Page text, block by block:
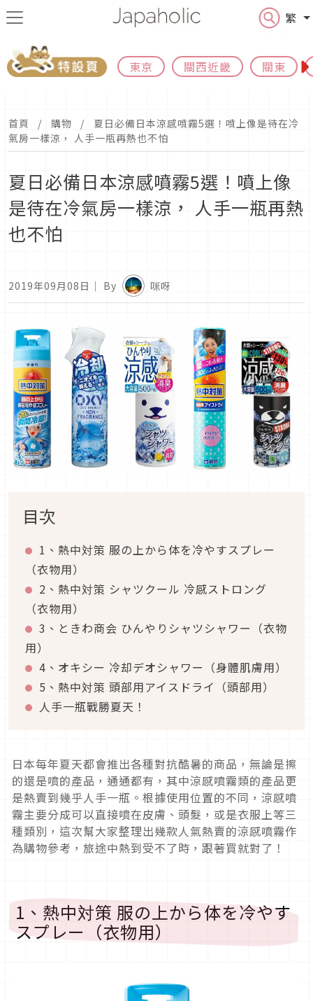
繁
東京 關西近畿 關東
首頁 購物
夏日必備日本涼感噴霧5選！噴上像是待在冷
氣房一樣涼， 人手一瓶再熱也不怕
夏日必備日本涼感噴霧5選！噴上像
是待在冷氣房一樣涼， 人手一瓶再熱
也不怕
2019年09月08日 ｜ By 咪呀
目次
1、熱中対策 服の上から体を冷やすスプレー
（衣物用）
2、熱中対策 シャツクール 冷感ストロング
（衣物用）
3、ときわ商会 ひんやりシャツシャワー（衣物
用）
4、オキシー 冷却デオシャワー（身體肌膚用）
5、熱中対策 頭部用アイスドライ（頭部用）
人手一瓶戰勝夏天！
日本每年夏天都會推出各種對抗酷暑的商品，無論是擦
的還是噴的產品，通通都有，其中涼感噴霧類的產品更
是熱賣到幾乎人手一瓶。根據使用位置的不同，涼感噴
霧主要分成可以直接噴在皮膚、頭髮，或是衣服上等三
種類別，這次幫大家整理出幾款人氣熱賣的涼感噴霧作
為購物參考，旅途中熱到受不了時，跟著買就對了！
1、熱中対策 服の上から体を冷やす
スプレー（衣物用）